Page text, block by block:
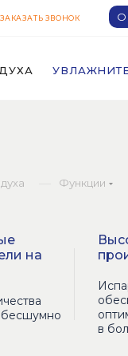
ЗАКАЗАТЬ ЗВОНОК О
Функции
на
в